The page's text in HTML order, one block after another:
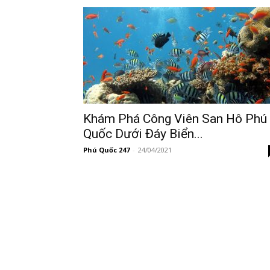
Khám Phá Công Viên San Hô Phú
Quốc Dưới Đáy Biển...
Phú Quốc 247 - 24/04/2021